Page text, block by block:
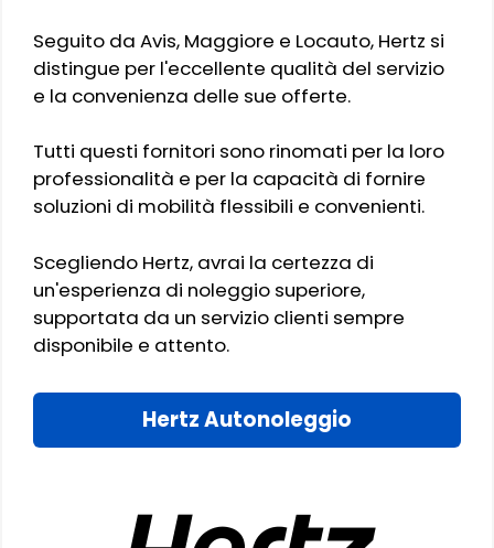
Seguito da Avis, Maggiore e Locauto, Hertz si
distingue per l'eccellente qualità del servizio
e la convenienza delle sue offerte.
Tutti questi fornitori sono rinomati per la loro
professionalità e per la capacità di fornire
soluzioni di mobilità flessibili e convenienti.
Scegliendo Hertz, avrai la certezza di
un'esperienza di noleggio superiore,
supportata da un servizio clienti sempre
disponibile e attento.
Hertz Autonoleggio